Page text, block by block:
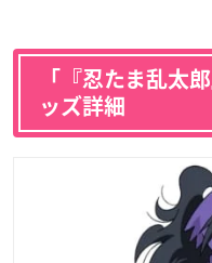
「『忍たま乱太
ッズ詳細